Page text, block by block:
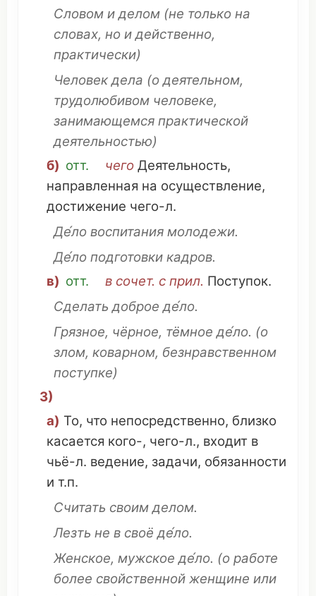
Словом и делом (не только на
словах, но идейственно,
практически)
Человекдела (одеятельном,
трудолюбивом человеке,
занимающемся практической
деятельностью)
б) отт. чего Деятельность,
направленная на осуществление,
достижение чего-л.
Де́ло воспитания молодежи.
Де́ло подготовки кадров.
в) отт. в сочет. с прил. Поступок.
Сделать доброе де́ло.
Грязное, чёрное, тёмное де́ло. (о
злом, коварном, безнравственном
поступке)
3)
а) То, что непосредственно, близко
касается кого-, чего-л., входит в
чьё-л. ведение, задачи, обязанности
и т.п.
Считать своим делом.
Лезть не в своё де́ло.
Женское, мужское де́ло. (о работе
более свойственной женщине или